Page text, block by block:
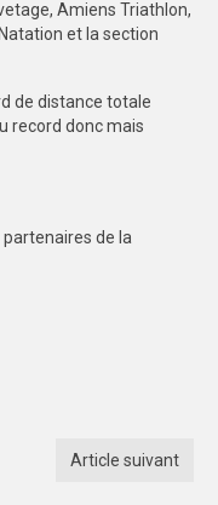
Amiens Triathlon,
et la section
de distance totale
record donc mais
de la
Article suivant